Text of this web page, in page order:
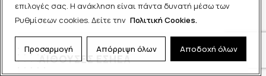
επιλογές σας. Η ανάκληση είναι πάντα δυνατή μέσω των
Ρυθμίσεων cookies. Δείτε την Πολιτική Cookies.
Προσαρμογή Απόρριψη όλων Αποδοχή όλων
ΑΙΘΟΥΣΕΣ ΕΣΗΕΑ